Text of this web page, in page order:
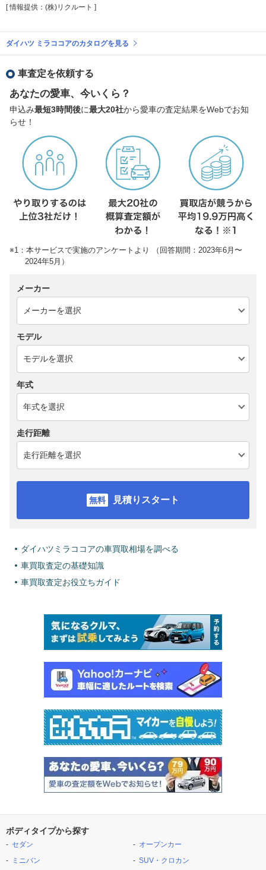
[ 情報提供：(株)リクルート ]
ダイハツ ミラココアのカタログを見る
車査定を依頼する
あなたの愛車、今いくら？
申込み最短3時間後に最大20社から愛車の査定結果をWebでお知
らせ！
※1：本サービスで実施のアンケートより （回答期間：2023年6月〜
2024年5月）
メーカー
モデル
年式
走行距離
見積りスタート
ダイハツミラココアの車買取相場を調べる
車買取査定の基礎知識
車買取査定お役立ちガイド
ボディタイプから探す
セダン
ミニバン
オープンカー
SUV・クロカン